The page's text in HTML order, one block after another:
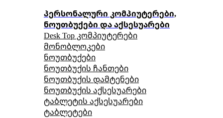
პერსონალური კომპიუტერები,
ნოუთბუქები და აქსესუარები
Desk Top კომპიუტერები
მონობლოკები
ნოუთბუქები
ნოუთბუქის ჩანთები
ნოუთბუქის დამტენები
ნოუთბუქის აქსესუარები
ტაბლეტის აქსესუარები
ტაბლეტები